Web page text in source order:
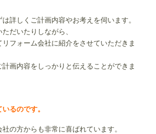
詳しくご計画内容やお考えを伺います。
だいたりしながら、
フォーム会社に紹介をさせていただきま
画内容をしっかりと伝えることができま
るのです。
の方からも非常に喜ばれています。